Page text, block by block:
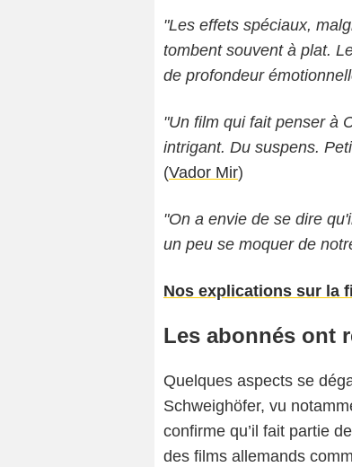
"Les effets spéciaux,
tombent souvent à plat.
de profondeur
"Un film qui fait penser à
intrigant. Du suspens.
(Vador Mir)
"On a envie de se dire
un peu se moquer de
Nos explications sur la
Les abonnés ont
Quelques aspects se
Schweighöfer, vu
confirme qu’il fait partie
des films allemands